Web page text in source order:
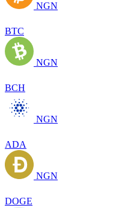
NGN
BTC
NGN
BCH
NGN
ADA
NGN
DOGE